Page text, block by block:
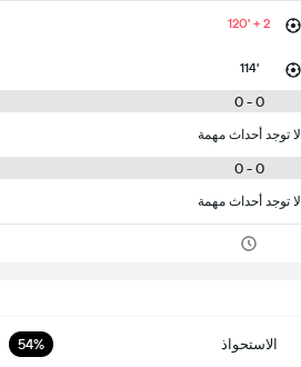
120' + 2
114'
0 - 0
لا توجد أحداث مهمة
0 - 0
لا توجد أحداث مهمة
الاستحواذ 54%